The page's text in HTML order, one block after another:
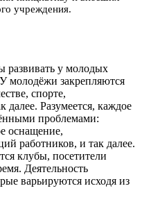
учреждения.
развивать у молодых
молодёжи закрепляются
спорте,
далее. Разумеется, каждое
проблемами:
оснащение,
работников, и так далее.
клубы, посетители
Деятельность
варьируются исходя из